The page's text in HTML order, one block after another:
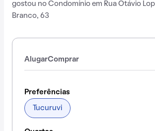
gostou no Condomínio em Rua Otávio
Branco, 63
AlugarComprar
Preferências
Tucuruvi